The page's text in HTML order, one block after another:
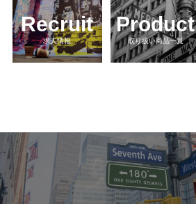
Recruit
求人情報
Product
取り扱い商品一覧